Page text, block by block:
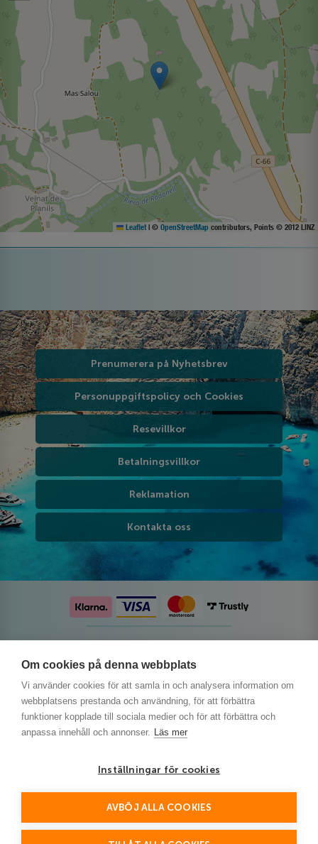
Om cookies på denna webbplats
Vi använder cookies för att samla in och analysera information om
webbplatsens prestanda och användning, för att förbättra
funktioner kopplade till sociala medier och för att förbättra och
anpassa innehåll och annonser. Läs mer
Inställningar för cookies
AVBÖJ ALLA COOKIES
Leaflet | © OpenStreetMap contributors, Points © 2012 LINZ
Prenumerera på Nyhetsbrev
Personuppgiftspolicy och Cookies
Resevillkor
Betalningsvillkor
Reklamation
Kontakta oss
This site is protected by reCAPTCHA and the Google
andTerms of Service apply.